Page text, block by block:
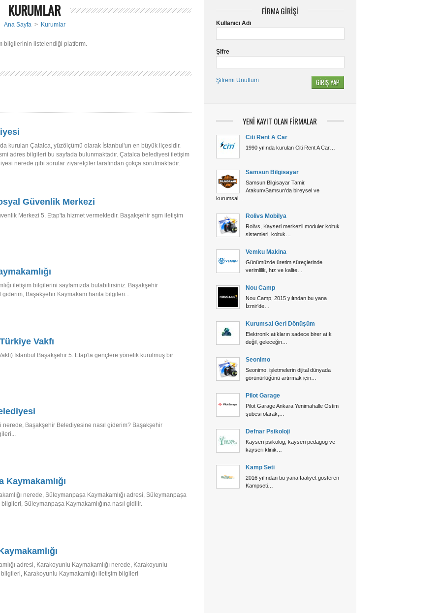
KURUMLAR
Ana Sayfa > Kurumlar
bilgilerinin listelendiği platform.
kurulan Çatalca, yüzölçümü olarak İstanbul'un en büyük ilçesidir.
adres bilgileri bu sayfada bulunmaktadır. Çatalca belediyesi iletişim
nerede gibi sorular ziyaretçiler tarafından çokça sorulmaktadır.
Güvenlik Merkezi
Merkezi 5. Etap'ta hizmet vermektedir. Başakşehir sgm iletişim
iletişim bilgilerini sayfamızda bulabilirsiniz. Başakşehir
giderim, Başakşehir Kaymakam harita bilgileri...
Vakfı
İstanbul Başakşehir 5. Etap'ta gençlere yönelik kurulmuş bir
Başakşehir Belediyesine nasıl giderim? Başakşehir
Kaymakamlığı
nerede, Süleymanpaşa Kaymakamlığı adresi, Süleymanpaşa
bilgileri, Süleymanpaşa Kaymakamlığına nasıl gidilir.
adresi, Karakoyunlu Kaymakamlığı nerede, Karakoyunlu
bilgileri, Karakoyunlu Kaymakamlığı iletişim bilgileri
FİRMA GİRİŞİ
Kullanıcı Adı
Şifre
Şifremi Unuttum
YENİ KAYIT OLAN FİRMALAR
Citi Rent A Car
1990 yılında kurulan Citi Rent A Car…
Samsun Bilgisayar
Samsun Bilgisayar Tamir,
Atakum/Samsun'da bireysel ve
kurumsal…
Rolivs Mobilya
Rolivs, Kayseri merkezli moduler koltuk
sistemleri, koltuk…
Vemku Makina
Günümüzde üretim süreçlerinde
verimlilik, hız ve kalite…
Nou Camp
Nou Camp, 2015 yılından bu yana
İzmir'de…
Kurumsal Geri Dönüşüm
Elektronik atıkların sadece birer atık
değil, geleceğin…
Seonimo
Seonimo, işletmelerin dijital dünyada
görünürlüğünü artırmak için…
Pilot Garage
Pilot Garage Ankara Yenimahalle Ostim
şubesi olarak,…
Defnar Psikoloji
Kayseri psikolog, kayseri pedagog ve
kayseri klinik…
Kamp Seti
2016 yılından bu yana faaliyet gösteren
Kampseti…